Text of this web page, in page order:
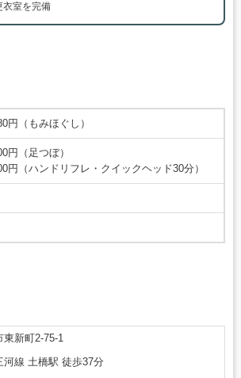
衣室を完備
円（もみほぐし）
円（足つぼ）
円（ハンドリフレ・クイックヘッド30分）
東新町2-75-1
河線 土橋駅 徒歩37分